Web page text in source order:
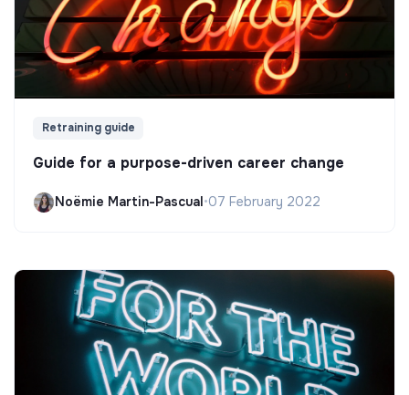
Retraining guide
Guide for a purpose-driven career change
Noëmie Martin-Pascual•07 February 2022